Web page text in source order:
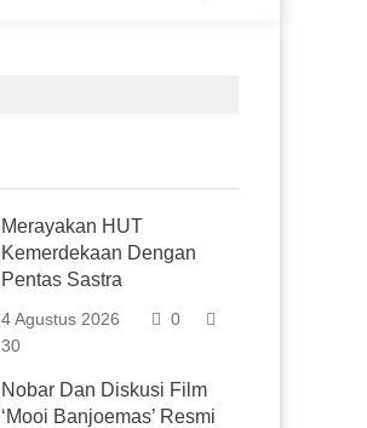
Merayakan HUT
Kemerdekaan Dengan
Pentas Sastra
4 Agustus 2026
0
30
Nobar Dan Diskusi Film
‘Mooi Banjoemas’ Resmi